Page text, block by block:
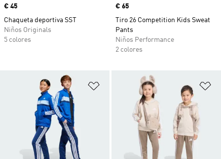
Precio
€ 45
Chaqueta deportiva SST
Niños Originals
5 colores
Precio
€ 65
Tiro 26 Competition Kids Sweat
Pants
Niños Performance
2 colores
Añadir a la lista de deseos